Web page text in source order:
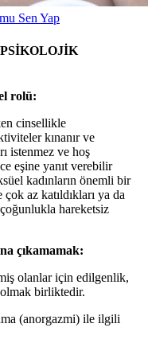
Sen Yap
rolü:
cinsellikle
kınanır ve
istenmez ve hoş
eşine yanıt verebilir
kadınların önemli bir
az katıldıkları ya da
çoğunlukla hareketsiz
çıkamamak:
olanlar için edilgenlik,
birliktedir.
(anorgazmi) ile ilgili